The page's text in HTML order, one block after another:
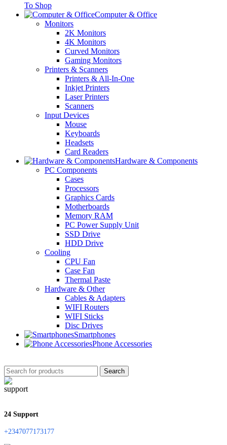
To Shop
Computer & Office
Monitors
2K Monitors
4K Monitors
Curved Monitors
Gaming Monitors
Printers & Scanners
Printers & All-In-One
Inkjet Printers
Laser Printers
Scanners
Input Devices
Mouse
Keyboards
Headsets
Card Readers
Hardware & Components
PC Components
Cases
Processors
Graphics Cards
Motherboards
Memory RAM
PC Power Supply Unit
SSD Drive
HDD Drive
Cooling
CPU Fan
Case Fan
Thermal Paste
Hardware & Other
Cables & Adapters
WIFI Routers
WIFI Sticks
Disc Drives
Smartphones
Phone Accessories
Search
24 Support
+2347077173177